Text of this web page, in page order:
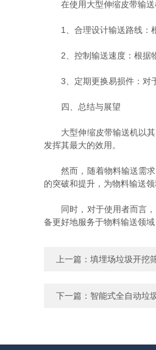
在使用大型伸缩皮带输送
1、合理设计输送路线：根
2、控制输送速度：根据物
3、定期更换易损件：对于
四、总结与展望
大型伸缩皮带输送机以其
发挥其最大的效用。
然而，随着物料输送需求
的突破和提升，为物料输送
同时，对于使用者而言，
备更好地服务于物料输送领
上一篇： 填埋场垃圾开挖
下一篇： 智能式全自动垃